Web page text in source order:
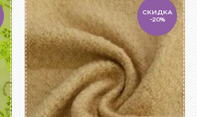
СКИДКА
-20%